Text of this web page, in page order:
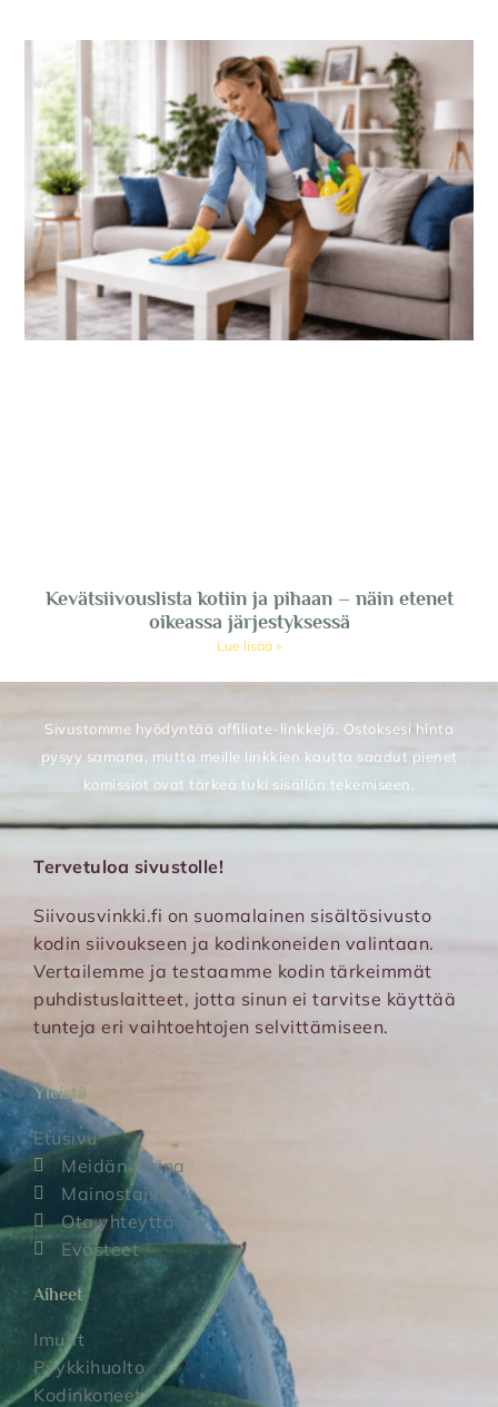
Kevätsiivouslista kotiin ja pihaan – näin etenet
oikeassa järjestyksessä
Lue lisää »
Sivustomme hyödyntää affiliate-linkkejä. Ostoksesi hinta
pysyy samana, mutta meille linkkien kautta saadut pienet
komissiot ovat tärkeä tuki sisällön tekemiseen.
Tervetuloa sivustolle!
Siivousvinkki.fi on suomalainen sisältösivusto
kodin siivoukseen ja kodinkoneiden valintaan.
Vertailemme ja testaamme kodin tärkeimmät
puhdistuslaitteet, jotta sinun ei tarvitse käyttää
tunteja eri vaihtoehtojen selvittämiseen.
Yleistä
Etusivu
Meidän tarina
Mainostajille
Ota yhteyttä
Evästeet
Aiheet
Imurit
Pyykkihuolto
Kodinkoneet